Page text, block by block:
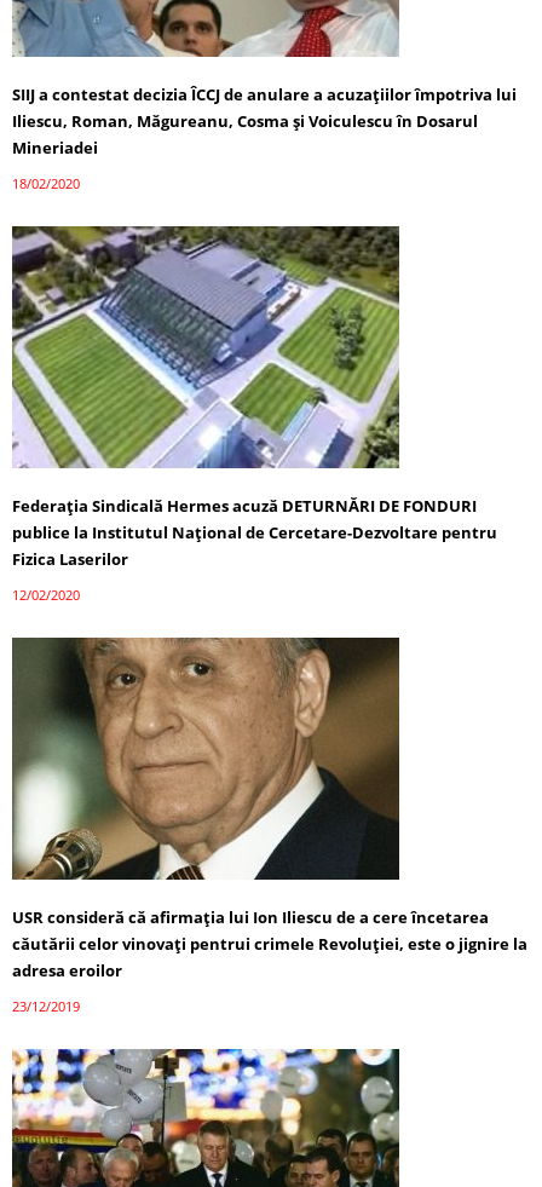
SIIJ a contestat decizia ÎCCJ de anulare a acuzaţiilor împotriva lui
Iliescu, Roman, Măgureanu, Cosma şi Voiculescu în Dosarul
Mineriadei
18/02/2020
Federația Sindicală Hermes acuză DETURNĂRI DE FONDURI
publice la Institutul Național de Cercetare-Dezvoltare pentru
Fizica Laserilor
12/02/2020
USR consideră că afirmaţia lui Ion Iliescu de a cere încetarea
căutării celor vinovaţi pentrui crimele Revoluţiei, este o jignire la
adresa eroilor
23/12/2019